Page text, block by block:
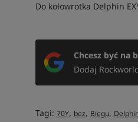
Do kołowrotka Delphin
Chcesz być na
Dodaj
Tagi: 70Y, bez, Biegu,